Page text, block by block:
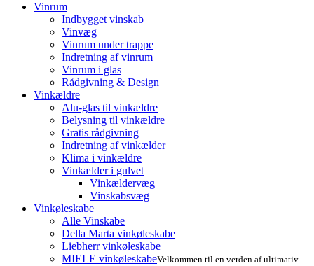
Vinrum
Indbygget vinskab
Vinvæg
Vinrum under trappe
Indretning af vinrum
Vinrum i glas
Rådgivning & Design
Vinkældre
Alu-glas til vinkældre
Belysning til vinkældre
Gratis rådgivning
Indretning af vinkælder
Klima i vinkældre
Vinkælder i gulvet
Vinkældervæg
Vinskabsvæg
Vinkøleskabe
Alle Vinskabe
Della Marta vinkøleskabe
Liebherr vinkøleskabe
MIELE vinkøleskabeVelkommen til en verden af ultimativ